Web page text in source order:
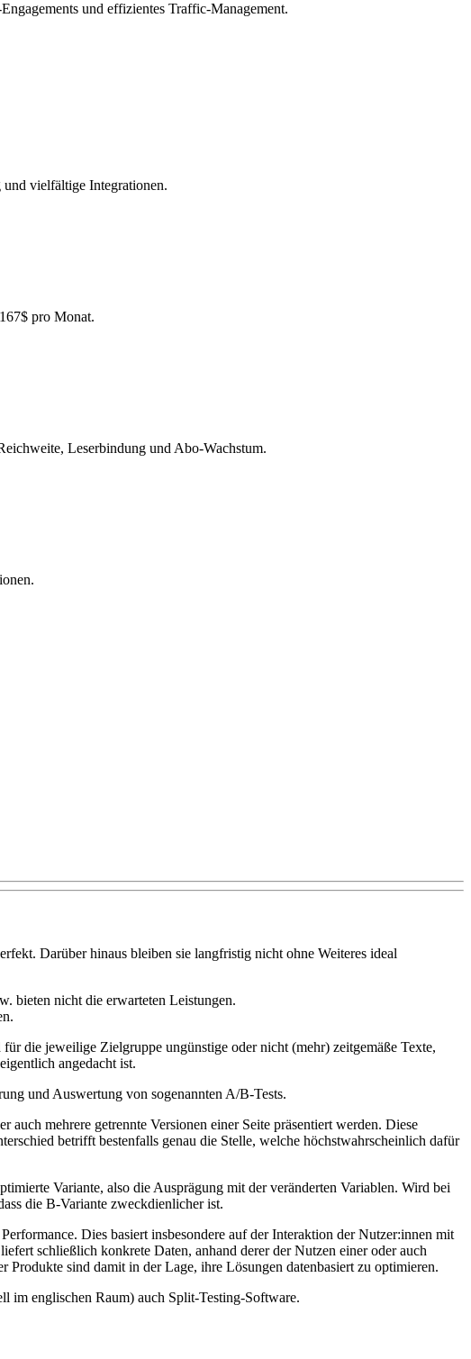
und effizientes Traffic-Management.
vielfältige Integrationen.
pro Monat.
Leserbindung und Abo-Wachstum.
Darüber hinaus bleiben sie langfristig nicht ohne Weiteres ideal
bieten nicht die erwarteten Leistungen.
die jeweilige Zielgruppe ungünstige oder nicht (mehr) zeitgemäße Texte,
angedacht ist.
und Auswertung von sogenannten A/B-Tests.
mehrere getrennte Versionen einer Seite präsentiert werden. Diese
betrifft bestenfalls genau die Stelle, welche höchstwahrscheinlich dafür
Variante, also die Ausprägung mit der veränderten Variablen. Wird bei
die B-Variante zweckdienlicher ist.
Dies basiert insbesondere auf der Interaktion der Nutzer:innen mit
schließlich konkrete Daten, anhand derer der Nutzen einer oder auch
sind damit in der Lage, ihre Lösungen datenbasiert zu optimieren.
im englischen Raum) auch Split-Testing-Software.